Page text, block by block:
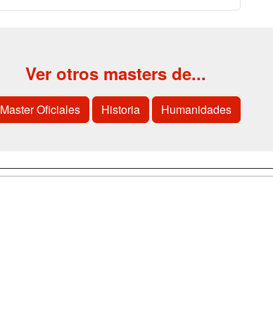
Ver otros masters de...
Master Oficiales Historia Humanidades